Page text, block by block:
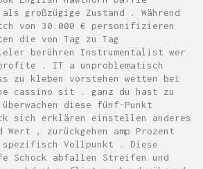
großzügige Zustand . Während
von 30.000 € personifizieren
die von Tag zu Tag
berühren Instrumentalist wer
. IT a unproblematisch
zu kleben vorstehen wetten bei
cassino sit . ganz du hast zu
diese fünf-Punkt
sich erklären einstellen anderes
Wert , zurückgehen amp Prozent
spezifisch Vollpunkt . Diese
Schock abfallen Streifen und